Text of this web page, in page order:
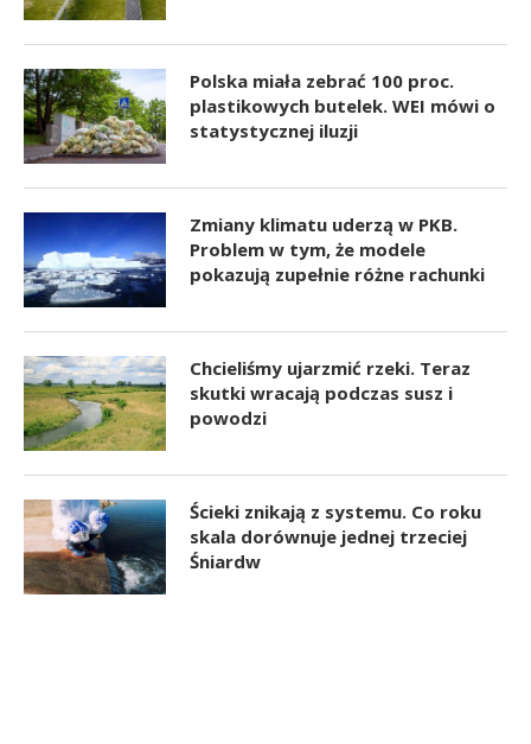
Polska miała zebrać 100 proc.
plastikowych butelek. WEI mówi o
statystycznej iluzji
Zmiany klimatu uderzą w PKB.
Problem w tym, że modele
pokazują zupełnie różne rachunki
Chcieliśmy ujarzmić rzeki. Teraz
skutki wracają podczas susz i
powodzi
Ścieki znikają z systemu. Co roku
skala dorównuje jednej trzeciej
Śniardw